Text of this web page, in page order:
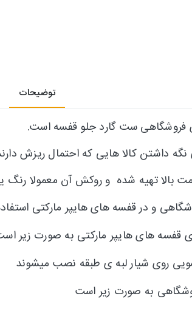
توضیحات
فروشگاهی ست گارد جلو قفسه است.
داشتن کالا هایی که احتمال ریزش
بالا تهیه شده و روکش آن معمولا رنگ
و در قفسه های هایپر مارکتی
قفسه های هایپر مارکتی به صورت زیر